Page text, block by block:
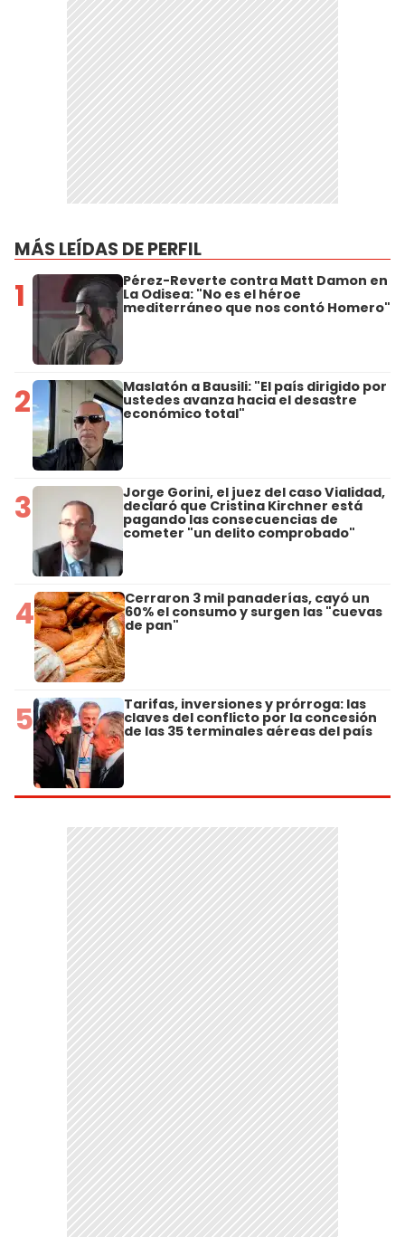
MÁS LEÍDAS DE PERFIL
1 Pérez-Reverte contra Matt Damon en
La Odisea: "No es el héroe
mediterráneo que nos contó Homero"
2 Maslatón a Bausili: "El país dirigido por
ustedes avanza hacia el desastre
económico total"
3 Jorge Gorini, el juez del caso Vialidad,
declaró que Cristina Kirchner está
pagando las consecuencias de
cometer "un delito comprobado"
4 Cerraron 3 mil panaderías, cayó un
60% el consumo y surgen las "cuevas
de pan"
5 Tarifas, inversiones y prórroga: las
claves del conflicto por la concesión
de las 35 terminales aéreas del país